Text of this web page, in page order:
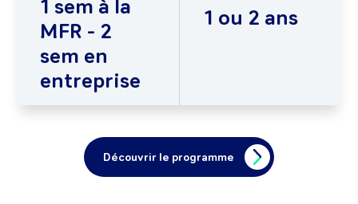
1 sem à la
MFR - 2
sem en
entreprise
1 ou 2 ans
Découvrir le programme